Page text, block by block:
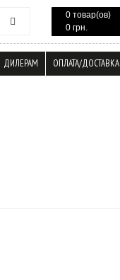
0 товар(ов)
0 грн.
ДИЛЕРАМ ОПЛАТА/ДОСТАВКА